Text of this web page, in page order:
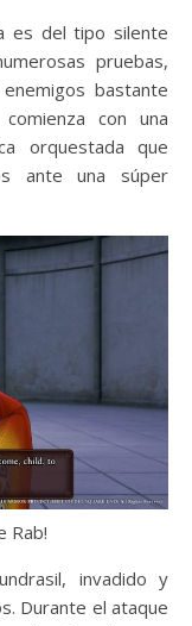
es del tipo silente
pruebas,
bastante
con una
orquestada que
ante una súper
Rab!
invadido y
Durante el ataque